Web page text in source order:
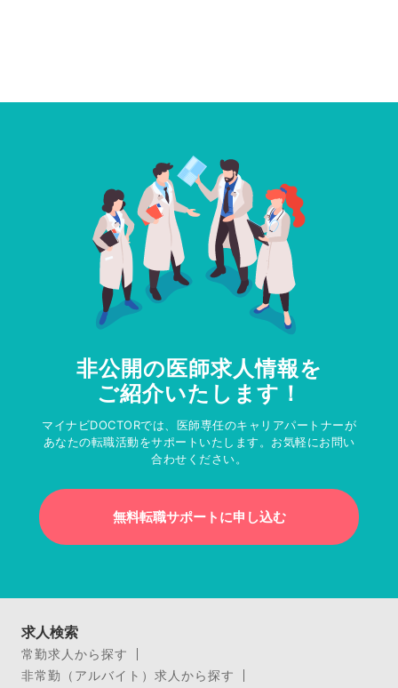
非公開の医師求人情報を
ご紹介いたします！
マイナビDOCTORでは、医師専任のキャリアパートナーが
あなたの転職活動をサポートいたします。お気軽にお問い
合わせください。
無料転職サポートに申し込む
求人検索
常勤求人から探す
非常勤（アルバイト）求人から探す